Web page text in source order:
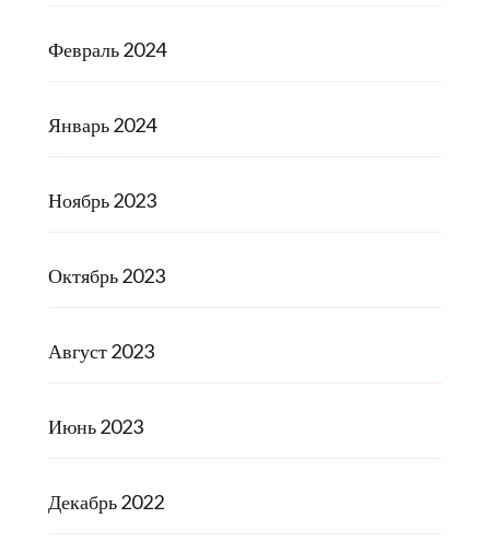
Февраль 2024
Январь 2024
Ноябрь 2023
Октябрь 2023
Август 2023
Июнь 2023
Декабрь 2022